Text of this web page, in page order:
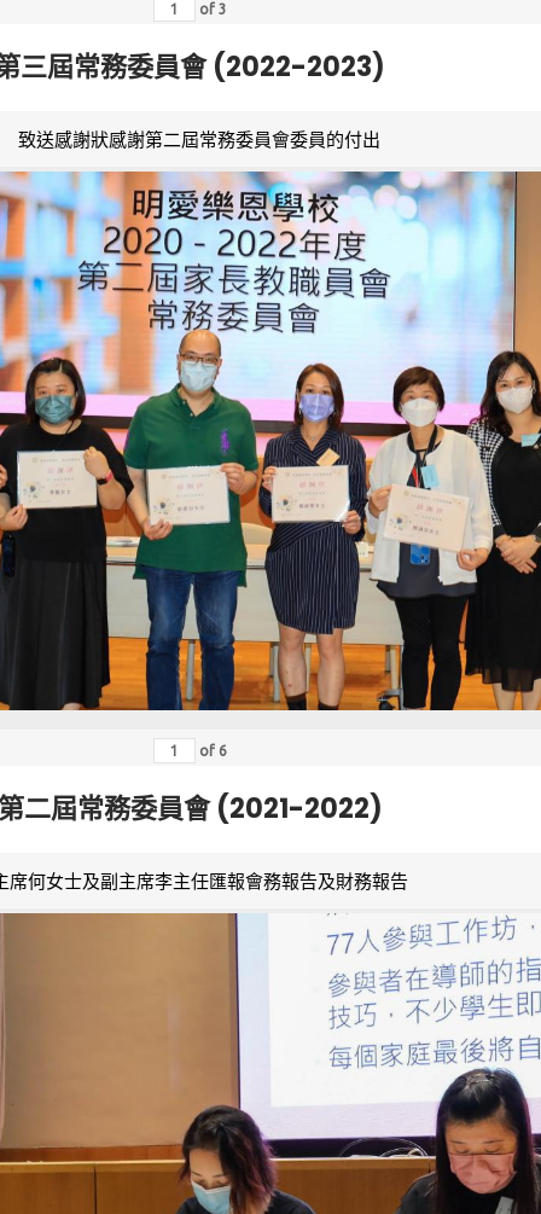
of 3
三屆常務委員會 (2022-2023)
致送感謝狀感謝第二屆常務委員會委員的付出
of 6
二屆常務委員會 (2021-2022)
席何女士及副主席李主任匯報會務報告及財務報告